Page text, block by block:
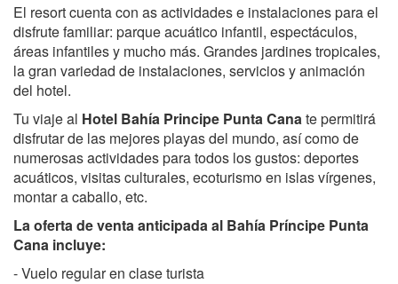
El resort cuenta con as actividades e instalaciones para el
disfrute familiar: parque acuático infantil, espectáculos,
áreas infantiles y mucho más. Grandes jardines tropicales,
la gran variedad de instalaciones, servicios y animación
del hotel.
Tu viaje al Hotel Bahía Principe Punta Canate permitirá
disfrutar de las mejores playas del mundo, así como de
numerosas actividades para todos los gustos: deportes
acuáticos, visitas culturales, ecoturismo en islas vírgenes,
montar a caballo, etc.
La oferta de venta anticipada al Bahía Príncipe Punta
Cana incluye:
- Vuelo regular en clase turista